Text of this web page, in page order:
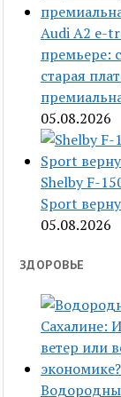
Audi A2 e-
премьере:
старая
05.08.2026
Shelby F-
Sport
05.08.2026
ЗДОРОВЬЕ